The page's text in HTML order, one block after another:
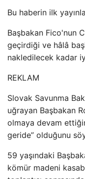
Bu haberin ilk
Başbakan Fico'nun
geçirdiği ve hâlâ
nakledilecek kadar
REKLAM
Slovak Savunma
uğrayan Başbakan
olmaya devam
geride” olduğunu
59 yaşındaki
kömür madeni